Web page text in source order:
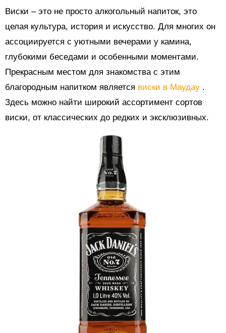
Виски – это не просто алкогольный напиток, это
целая культура, история и искусство. Для многих он
ассоциируется с уютными вечерами у камина,
глубокими беседами и особенными моментами.
Прекрасным местом для знакомства с этим
благородным напитком является виски в Маудау .
Здесь можно найти широкий ассортимент сортов
виски, от классических до редких и эксклюзивных.